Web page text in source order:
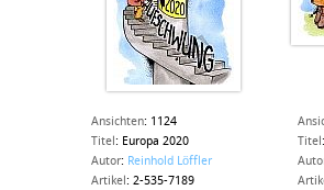
Ansichten: 1124
Titel : Europa 2020
Autor: Reinhold Löffler
Artikel : 2-535-7189
Titel